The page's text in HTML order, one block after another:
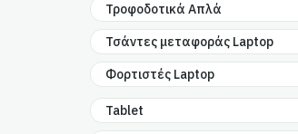
Τροφοδοτικά Απλά
Τσάντες μεταφοράς Laptop
Φορτιστές Laptop
Tablet